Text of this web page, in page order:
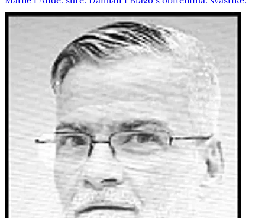
Zora i Dinka s obiteljima i obitelj pok. svastike Mire,
obitelji: Spajić, Olić, Dilber, Orlović te ostala rodbina i